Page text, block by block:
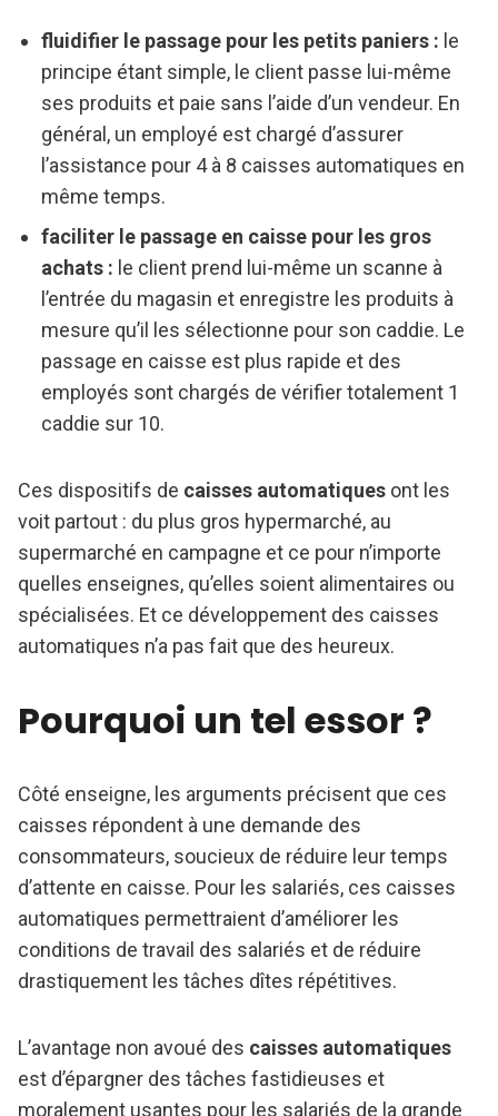
fluidifier le passage pour les petits paniers : le
principe étant simple, le client passe lui-même
ses produits et paie sans l’aide d’un vendeur. En
général, un employé est chargé d’assurer
l’assistance pour 4 à 8 caisses automatiques en
même temps.
faciliter le passage en caisse pour les gros
achats : le client prend lui-même un scanne à
l’entrée du magasin et enregistre les produits à
mesure qu’il les sélectionne pour son caddie. Le
passage en caisse est plus rapide et des
employés sont chargés de vérifier totalement 1
caddie sur 10.
Ces dispositifs de caisses automatiques ont les
voit partout : du plus gros hypermarché, au
supermarché en campagne et ce pour n’importe
quelles enseignes, qu’elles soient alimentaires ou
spécialisées. Et ce développement des caisses
automatiques n’a pas fait que des heureux.
Pourquoi un tel essor ?
Côté enseigne, les arguments précisent que ces
caisses répondent à une demande des
consommateurs, soucieux de réduire leur temps
d’attente en caisse. Pour les salariés, ces caisses
automatiques permettraient d’améliorer les
conditions de travail des salariés et de réduire
drastiquement les tâches dîtes répétitives.
L’avantage non avoué des caisses automatiques
est d’épargner des tâches fastidieuses et
moralement usantes pour les salariés de la grande